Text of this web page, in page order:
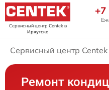
Сервисный центр Centekв
Иркутске
+7
Сервисный центр Centek
Ремонт